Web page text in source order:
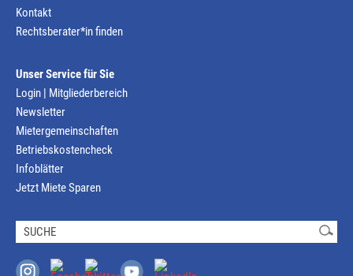
Kontakt
Rechtsberater*in finden
Unser Service für Sie
Login | Mitgliederbereich
Newsletter
Mietergemeinschaften
Betriebskostencheck
Infoblätter
Jetzt Miete Sparen